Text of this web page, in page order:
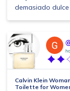
demasiado
Calvin Klein
Toilette for